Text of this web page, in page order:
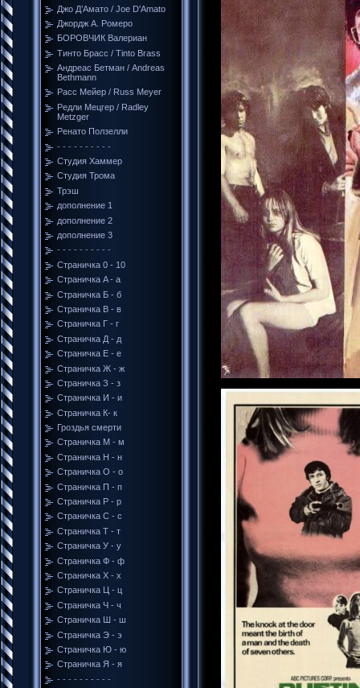
Джо Д’Амато / Joe D'Amato
Джордж A. Ромеро
БОРОВЧИК Валериан
Тинто Брасс / Tinto Brass
Андреас Бетман / Andreas
Bethmann
Расс Мейер / Russ Meyer
Редли Мецгер / Radley
Metzger
Ренато Ползелли
- - - - - - - - - -
Студия Хаммер
Студия Трома
Трэш
дополнение 1
дополнение 2
дополнение 3
- - - - - - - - - -
Страничка 0 - 10
Страничка A - a
Страничка Б - б
Страничка В - в
Cтраничка Г - г
Страничка Д - д
Cтраничка Е - е
Cтраничка Ж - ж
Страничка З - з
Страничка И - и
Страничка К- к
Гроздья смерти
Страничка М - м
Страничка Н - н
Страничка О - о
Страничка П - п
Страничка Р - р
Страничка С - с
Страничка Т - т
Страничка У - у
Страничка Ф - ф
Страничка Х - х
Страничка Ц - ц
Страничка Ч - ч
Страничка Ш - ш
Страничка Э - э
Страничка Ю - ю
Страничка Я - я
- - - - - - - - - -